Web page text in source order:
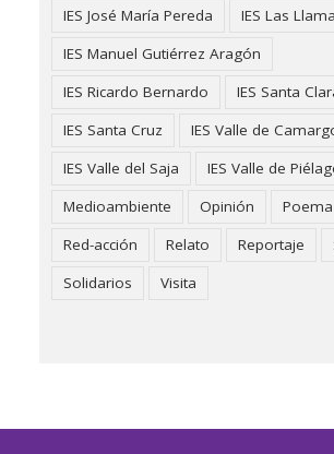
IES José María Pereda
IES Las
IES Manuel Gutiérrez Aragón
IES Ricardo Bernardo
IES Santa
IES Santa Cruz
IES Valle de
IES Valle del Saja
IES Valle de
Medioambiente
Opinión
Poema
Red-acción
Relato Reportaje
Solidarios
Visita